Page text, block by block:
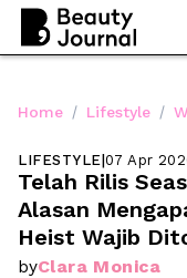
Home / Lifestyle /
LIFESTYLE|07 Apr
Telah Rilis
Alasan
Heist Wajib
byClara Monica